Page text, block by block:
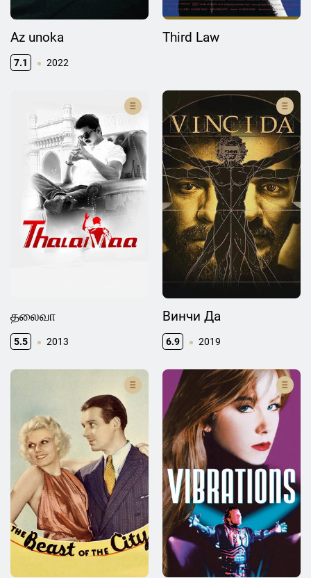
Az unoka
7.1 2022
Third Law
தலைவா
5.5 2013
Винчи Да
6.9 2019